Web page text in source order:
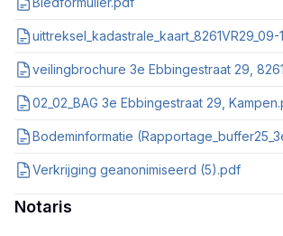
veilingbrochure 3e Ebbingestraat 29,
02_02_BAG 3e Ebbingestraat 29,
Verkrijging geanonimiseerd (5).pdf
Notaris